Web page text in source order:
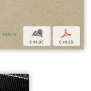
b
€ 44,95
p
€ 44,95